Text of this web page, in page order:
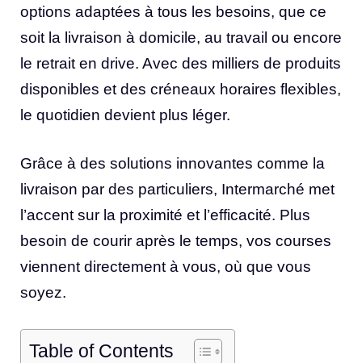
options adaptées à tous les besoins, que ce
soit la livraison à domicile, au travail ou encore
le retrait en drive. Avec des milliers de produits
disponibles et des créneaux horaires flexibles,
le quotidien devient plus léger.
Grâce à des solutions innovantes comme la
livraison par des particuliers, Intermarché met
l’accent sur la proximité et l’efficacité. Plus
besoin de courir après le temps, vos courses
viennent directement à vous, où que vous
soyez.
Table of Contents